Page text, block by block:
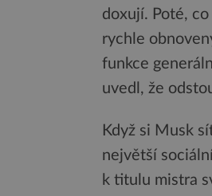
doxují. Poté,
rychle
funkce
uvedl, že
Když si Musk
největší
k titulu mistra